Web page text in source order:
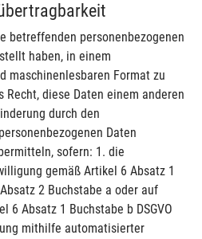
betreffenden personenbezogenen
haben, in einem
maschinenlesbaren Format zu
Recht, diese Daten einem anderen
durch den
Daten
sofern: 1. die
gemäß Artikel 6 Absatz 1
2 Buchstabe a oder auf
6 Absatz 1 Buchstabe b DSGVO
mithilfe automatisierter